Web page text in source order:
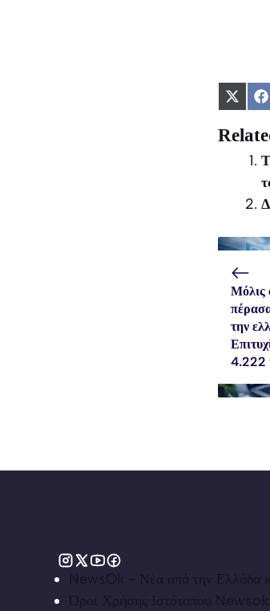
Share
X
Μόλις
την
4.222
NewsOk - Νέα από την Ελλάδα
Όροι Χρήσης Ιστότοπου